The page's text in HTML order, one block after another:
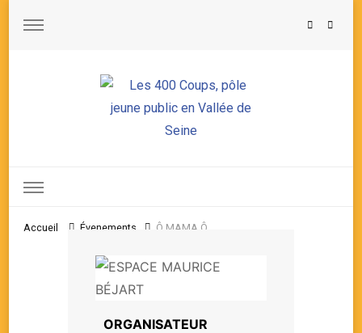
Accueil Évenements Ô MAMA Ô
ORGANISATEUR